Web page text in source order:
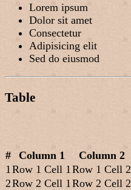
Lorem ipsum
Dolor sit amet
Consectetur
Adipisicing elit
Sed do eiusmod
Table
# Column 1 Column 2
1 Row 1 Cell 1 Row 1 Cell 2
2Row 2 Cell 1 Row 2 Cell 2